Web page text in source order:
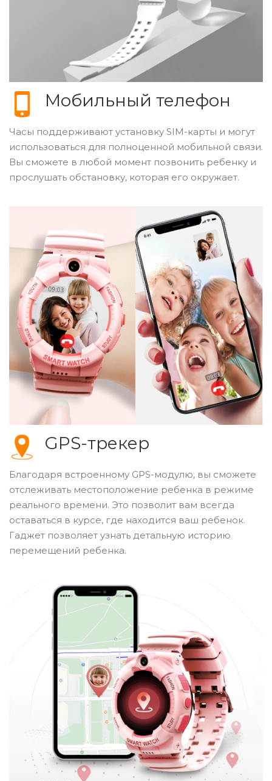
Мобильный телефон
Часы поддерживают установку SIM-карты и могут
использоваться для полноценной мобильной связи.
Вы сможете в любой момент позвонить ребенку и
прослушать обстановку, которая его окружает.
GPS-трекер
Благодаря встроенному GPS-модулю, вы сможете
отслеживать местоположение ребенка в режиме
реального времени. Это позволит вам всегда
оставаться в курсе, где находится ваш ребенок.
Гаджет позволяет узнать детальную историю
перемещений ребенка.